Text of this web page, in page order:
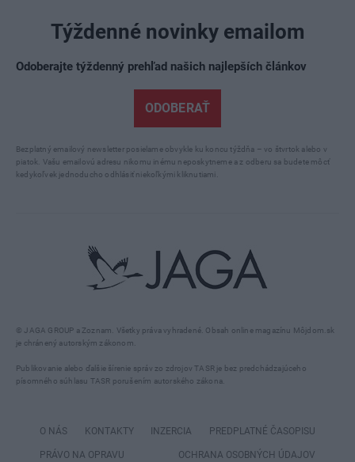
© JAGA GROUP a Zoznam. Všetky práva vyhradené. Obsah online magazínu Môjdom.sk
je chránený autorským zákonom.
Publikovanie alebo ďalšie šírenie správ zo zdrojov TASR je bez predchádzajúceho
písomného súhlasu TASR porušením autorského zákona.
Týždenné novinky emailom
Odoberajte týždenný prehľad našich najlepších článkov
ODOBERAŤ
Bezplatný emailový newsletter posielame obvykle ku koncu týždňa – vo štvrtok alebo v
piatok. Vašu emailovú adresu nikomu inému neposkytneme a z odberu sa budete môcť
kedykoľvek jednoducho odhlásiť niekoľkými kliknutiami.
O NÁS KONTAKTY INZERCIA PREDPLATNÉ ČASOPISU
PRÁVO NA OPRAVU OCHRANA OSOBNÝCH ÚDAJOV